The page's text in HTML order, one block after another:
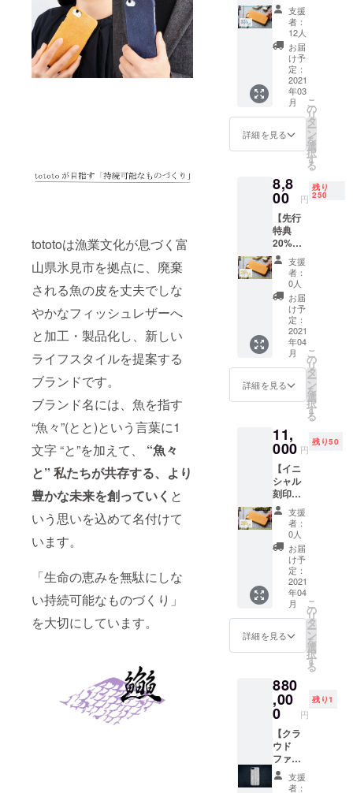
tototoは漁業文化が息づく富
山県氷見市を拠点に、廃棄
される魚の皮を丈夫でしな
やかなフィッシュレザーへ
と加工・製品化し、新しい
ライフスタイルを提案する
ブランドです。
ブランド名には、魚を指す
“魚々”(とと)という言葉に1
文字 “と”を加えて、
“魚々
と” 私たちが共存する、 より
豊かな未来を創っていく と
いう思いを込めて名付けて
います。
「生命の恵みを無駄にしな
い持続可能なものづくり」
を大切にしています。
F】 出
世魚ブ
リの
フィッ
シュレ
ザーを
使った
iPhone
ケー
ス。 先
着30個
限定
価格の
35%OF
Fとなり
ます。
iPhone
7〜の機
種に対
応して
いま
す。 ※
送料/税
込 価格
※予定販
売価
格：
11,000
円(税込)
支援
者：
12人
お届
け予
定：
2021
年03
月
詳細を見る
こ
の
リ
タ
ー
ン
を
選
択
す
る
8,8
00 円
残り
250
【先行
特典
20%OF
F】 出
世魚ブ
リの
フィッ
シュレ
ザーを
使った
iPhone
ケー
ス。 本
クラウ
ドファ
定で、
予定販
売価格
の
20%OF
Fとなり
ます。
iPhone
7〜の機
種に対
応して
いま
す。 ※
送料/税
込 価格
※予定販
売価
支援
者：
0人
お届
け予
定：
2021
年04
月
詳細を見る
こ
の
リ
タ
ー
ン
を
選
択
す
る
11,
000 円
残り50
【イニ
シャル
刻印
20%OF
F】 出
世魚ブ
リの
フィッ
シュレ
ザーを
使った
iPhone
用スマ
ホケー
ス。 本
ンディ
ング限
定で、
イニ
シャル
刻印を
予定販
売価格
の
支援
者：
0人
お届
け予
定：
2021
年04
月
詳細を見る
こ
の
リ
タ
ー
ン
を
選
択
す
る
880
,00
0 円
残り1
【クラ
ウド
ファン
ディン
グ限定
支援
者：